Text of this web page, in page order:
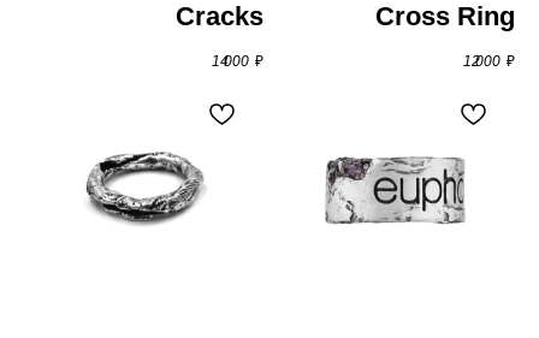
Cracks
14 000 ₽
Cross Ring
12 000 ₽